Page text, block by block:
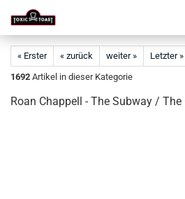
« Erster « zurück weiter »
Letzter »
1692 Artikel in dieser Kategorie
Roan Chappell - The Subway / The